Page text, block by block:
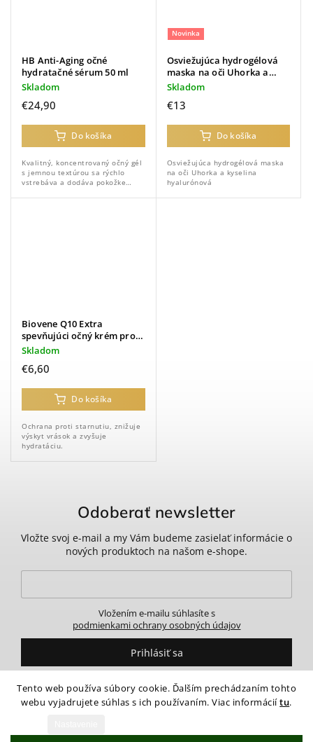
Tento web používa súbory cookie. Ďalším prechádzaním tohto
webu vyjadrujete súhlas s ich používaním. Viac informáciítu.
HB Anti-Aging očné
hydratačné sérum 50 ml
Skladom
€24,90
Do košíka
Kvalitný, koncentrovaný očný gél
s jemnou textúrou sa rýchlo
vstrebáva a dodáva pokožke
Novinka
Osviežujúca hydrogélová
maska ​​na oči Uhorka a
kyselina hyalurónová, 5
Skladom
€13
Do košíka
Osviežujúca hydrogélová maska ​​
na oči Uhorka a kyselina
hyalurónová
Biovene Q10 Extra
spevňujúci očný krém proti
vráskam, 30 ml
Skladom
€6,60
Do košíka
Ochrana proti starnutiu, znižuje
výskyt vrások a zvyšuje
hydratáciu.
Odoberať newsletter
Vložte svoj e-mail a my Vám budeme zasielať informácie o
nových produktoch na našom e-shope.
Vložením e-mailu súhlasíte s
podmienkami ochrany osobných údajov
Prihlásiť sa